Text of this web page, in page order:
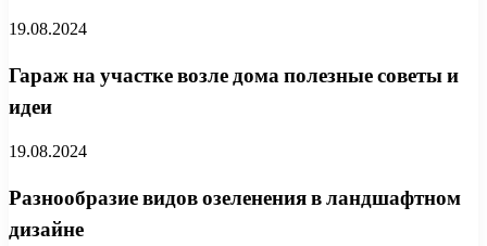
19.08.2024
Гараж на участке возле дома полезные советы и
идеи
19.08.2024
Разнообразие видов озеленения в ландшафтном
дизайне